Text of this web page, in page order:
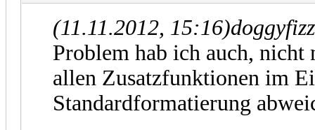
(11.11.2012, 15:16)
Problem hab ich auch,
allen Zusatzfunktionen im
Standardformatierung